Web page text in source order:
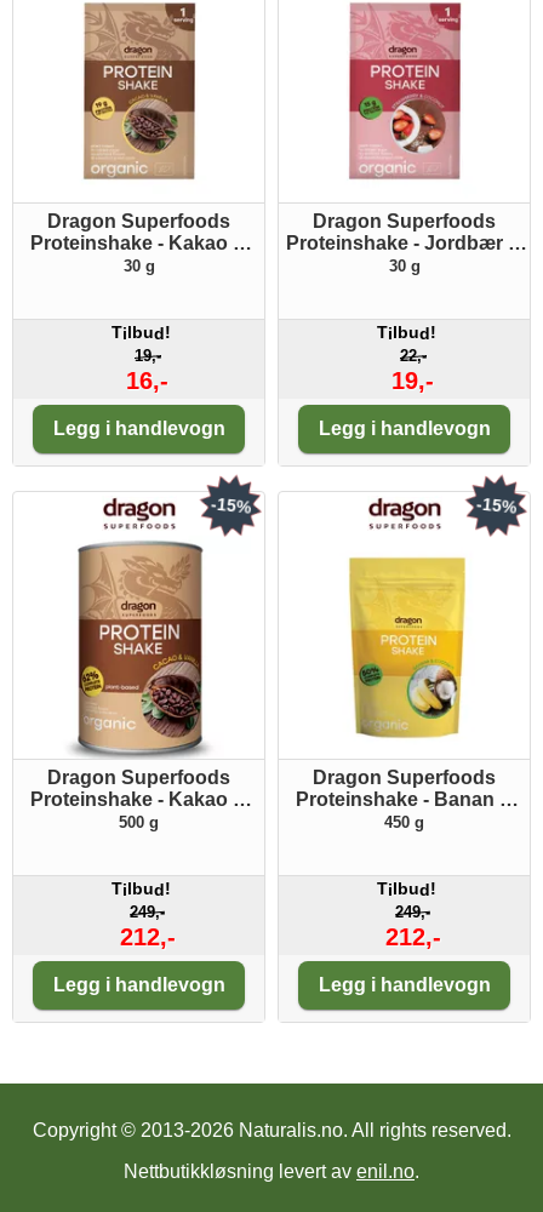
Dragon Superfoods
Proteinshake - Kakao &
Vanilje ØKO
30 g
Tilbud!
19,-
16,-
Legg i handlevogn
Dragon Superfoods
Proteinshake - Jordbær &
kokosnøtt ØKO
30 g
Tilbud!
22,-
19,-
Legg i handlevogn
Dragon Superfoods
Proteinshake - Kakao &
Vanilje ØKO
500 g
Tilbud!
249,-
212,-
-15%
Legg i handlevogn
Dragon Superfoods
Proteinshake - Banan &
Kokosnøtt ØKO
450 g
Tilbud!
249,-
212,-
-15%
Legg i handlevogn
Copyright © 2013-2026 Naturalis.no. All rights reserved.
Nettbutikkløsning levert av enil.no.